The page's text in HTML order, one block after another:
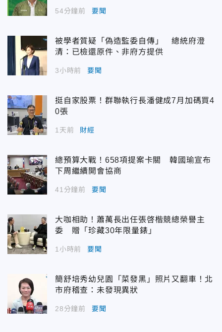
54分鐘前 要聞
被學者質疑「偽造監委自傳」 總統府澄
清：已檢還原件、非府方提供
3小時前 要聞
挺自家股票！群聯執行長潘健成7月加碼買4
0張
1天前 財經
總預算大戰！658項提案卡關 韓國瑜宣布
下周繼續開會協商
41分鐘前 要聞
大咖相助！蕭萬長出任張啓楷競總榮譽主
委 贈「珍藏30年限量錶」
1小時前 要聞
簡舒培秀幼兒園「菜發黑」照片又翻車！北
市府稽查：未發現異狀
28分鐘前 要聞